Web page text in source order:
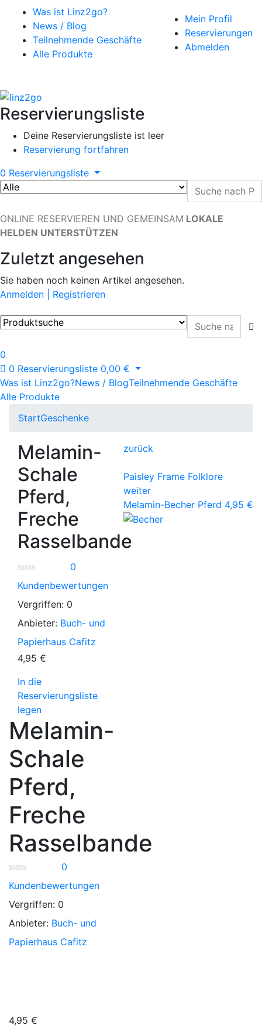
Was ist Linz2go?
News / Blog
Teilnehmende Geschäfte
Alle Produkte
Mein Profil
Reservierungen
Abmelden
Reservierungsliste
Deine Reservierungsliste ist leer
Reservierung fortfahren
0 Reservierungsliste
ONLINE RESERVIEREN UND GEMEINSAM LOKALE
HELDEN UNTERSTÜTZEN
Zuletzt angesehen
Sie haben noch keinen Artikel angesehen.
Anmelden | Registrieren
0
0 Reservierungsliste 0,00 €
Was ist Linz2go?News / BlogTeilnehmende Geschäfte
Alle Produkte
StartGeschenke
zurück
Paisley Frame Folklore
weiter
Melamin-Becher Pferd 4,95 €
Melamin-
Schale
Pferd,
Freche
Rasselbande
0
Kundenbewertungen
Vergriffen: 0
Anbieter: Buch- und
Papierhaus Cafitz
4,95 €
In die
Reservierungsliste
legen
Melamin-
Schale
Pferd,
Freche
Rasselbande
0
Kundenbewertungen
Vergriffen: 0
Anbieter: Buch- und
Papierhaus Cafitz
4,95 €